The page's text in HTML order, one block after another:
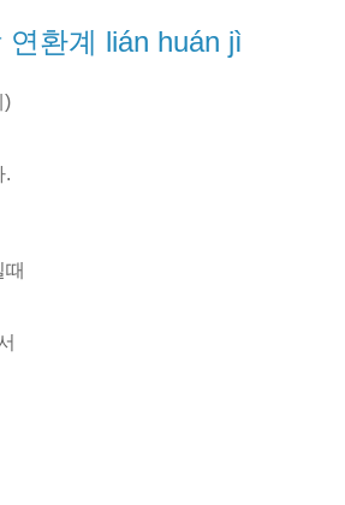
연환계 lián huán jì
)
.